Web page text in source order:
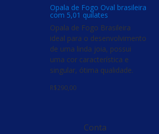
Opala de Fogo Oval brasileira
com 5,01 quilates
Opala de Fogo Brasileira
ideal para o desenvolvimento
de uma linda joia, possui
uma cor característica e
singular, ótima qualidade.
R$290,00
Conta